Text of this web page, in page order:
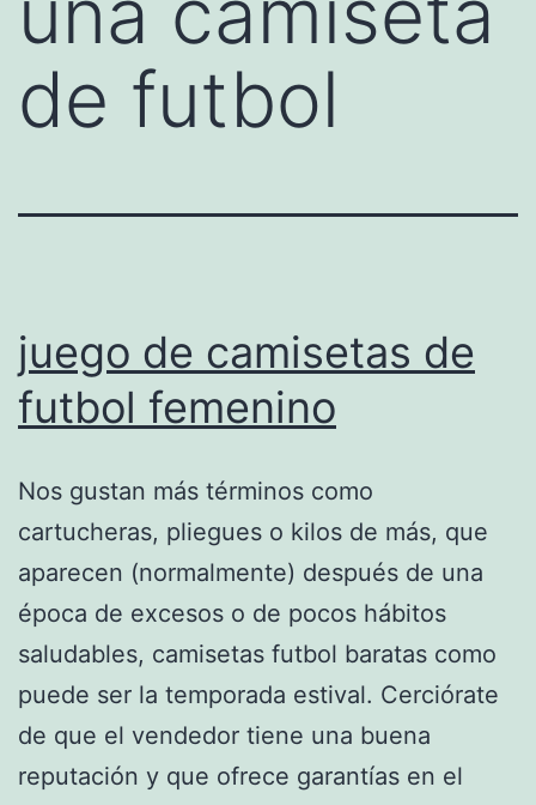
de futbol
juego de camisetas de
futbol femenino
Nos gustan más términos como
cartucheras, pliegues o kilos de más, que
aparecen (normalmente) después de una
época de excesos o de pocos hábitos
saludables, camisetas futbol baratas como
puede ser la temporada estival. Cerciórate
de que el vendedor tiene una buena
reputación y que ofrece garantías en el